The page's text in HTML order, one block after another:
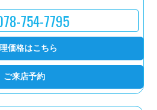
754-7795
価格はこちら
ご来店予約